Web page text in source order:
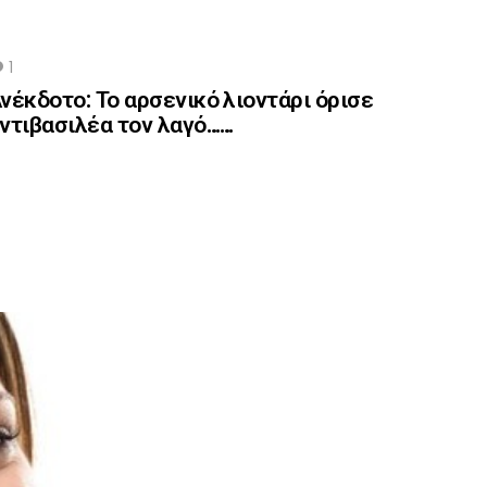
1
Το αρσενικό λιοντάρι όρισε
τον λαγό……